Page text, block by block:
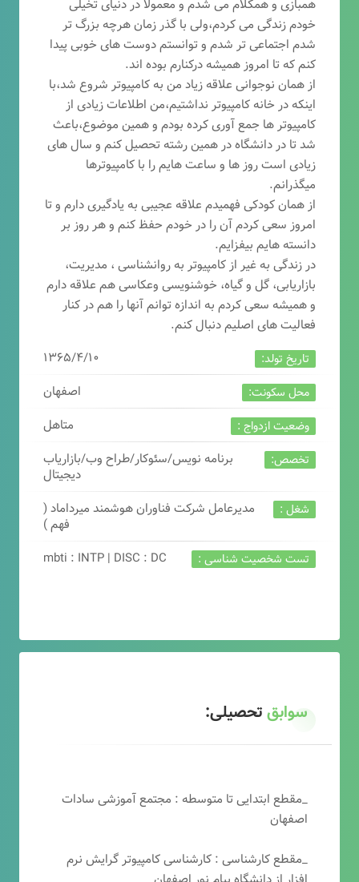
همبازی و همکلام می شدم و معمولا در دنیای تخیلی
خودم زندگی می کردم،ولی با گذر زمان هرچه بزرگ تر
شدم اجتماعی تر شدم و توانستم دوست های خوبی پیدا
کنم که تا امروز همیشه درکنارم بوده اند.
از همان نوجوانی علاقه زیاد من به کامپیوتر شروع شد،با
اینکه در خانه کامپیوتر نداشتیم،من اطلاعات زیادی از
کامپیوتر ها جمع آوری کرده بودم و همین موضوع،باعث
شد تا در دانشگاه در همین رشته تحصیل کنم و سال های
زیادی است روز ها و ساعت هایم را با کامپیوترها
میگذرانم.
از همان کودکی فهمیدم علاقه عجیبی به یادگیری دارم و تا
امروز سعی کردم آن را در خودم حفظ کنم و هر روز بر
دانسته هایم بیفزایم.
در زندگی به غیر از کامپیوتر به روانشناسی ، مدیریت،
بازاریابی، گل و گیاه، خوشنویسی وعکاسی هم علاقه دارم
و همیشه سعی کردم به اندازه توانم آنها را هم در کنار
فعالیت های اصلیم دنبال کنم.
تاریخ تولد: ۱۳۶۵/۴/۱۰
محل سکونت: اصفهان
وضعیت ازدواج : متاهل
تخصص:
برنامه نویس/سئوکار/طراح وب/بازاریاب
دیجیتال
شغل :
مدیرعامل شرکت فناوران هوشمند میرداماد (
فهم )
تست شخصیت شناسی : mbti : INTP | DISC : DC
سوابقتحصیلی:
_مقطع ابتدایی تا متوسطه : مجتمع آموزشی سادات
اصفهان
_مقطع کارشناسی : کارشناسی کامپیوتر گرایش نرم